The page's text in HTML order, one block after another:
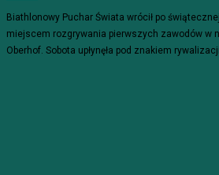
Biathlonowy Puchar Świata wrócił po
miejscem rozgrywania pierwszych zawodów w
Oberhof. Sobota upłynęła pod znakiem